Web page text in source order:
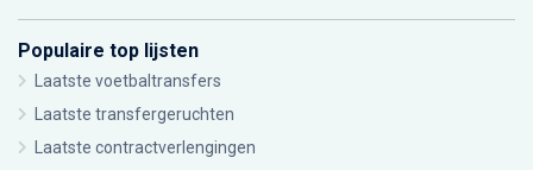
Populaire top lijsten
Laatste voetbaltransfers
Laatste transfergeruchten
Laatste contractverlengingen